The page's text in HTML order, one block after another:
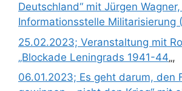
Deutschland“ mit Jürgen
Informationsstelle Militarisierung
25.02.2023; Veranstaltung mit
„Blockade Leningrads 1941-44„,
06.01.2023; Es geht darum, den